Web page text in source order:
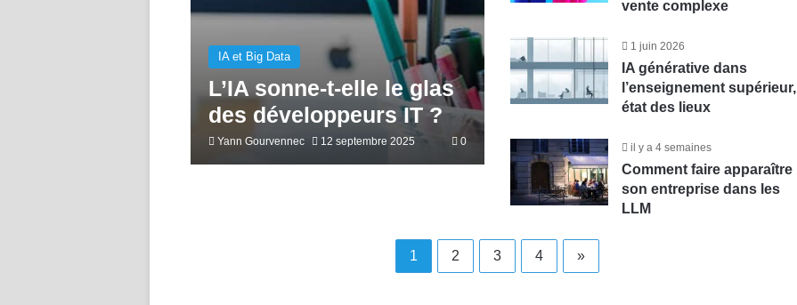
IA et Big Data
L’IA sonne-t-elle le glas
des développeurs IT ?
Yann Gourvennec 12 septembre 2025 0
vente complexe
1 juin 2026
IA générative dans
l’enseignement supérieur,
état des lieux
il y a 4 semaines
Comment faire apparaître
son entreprise dans les
LLM
1 2 3 4 »